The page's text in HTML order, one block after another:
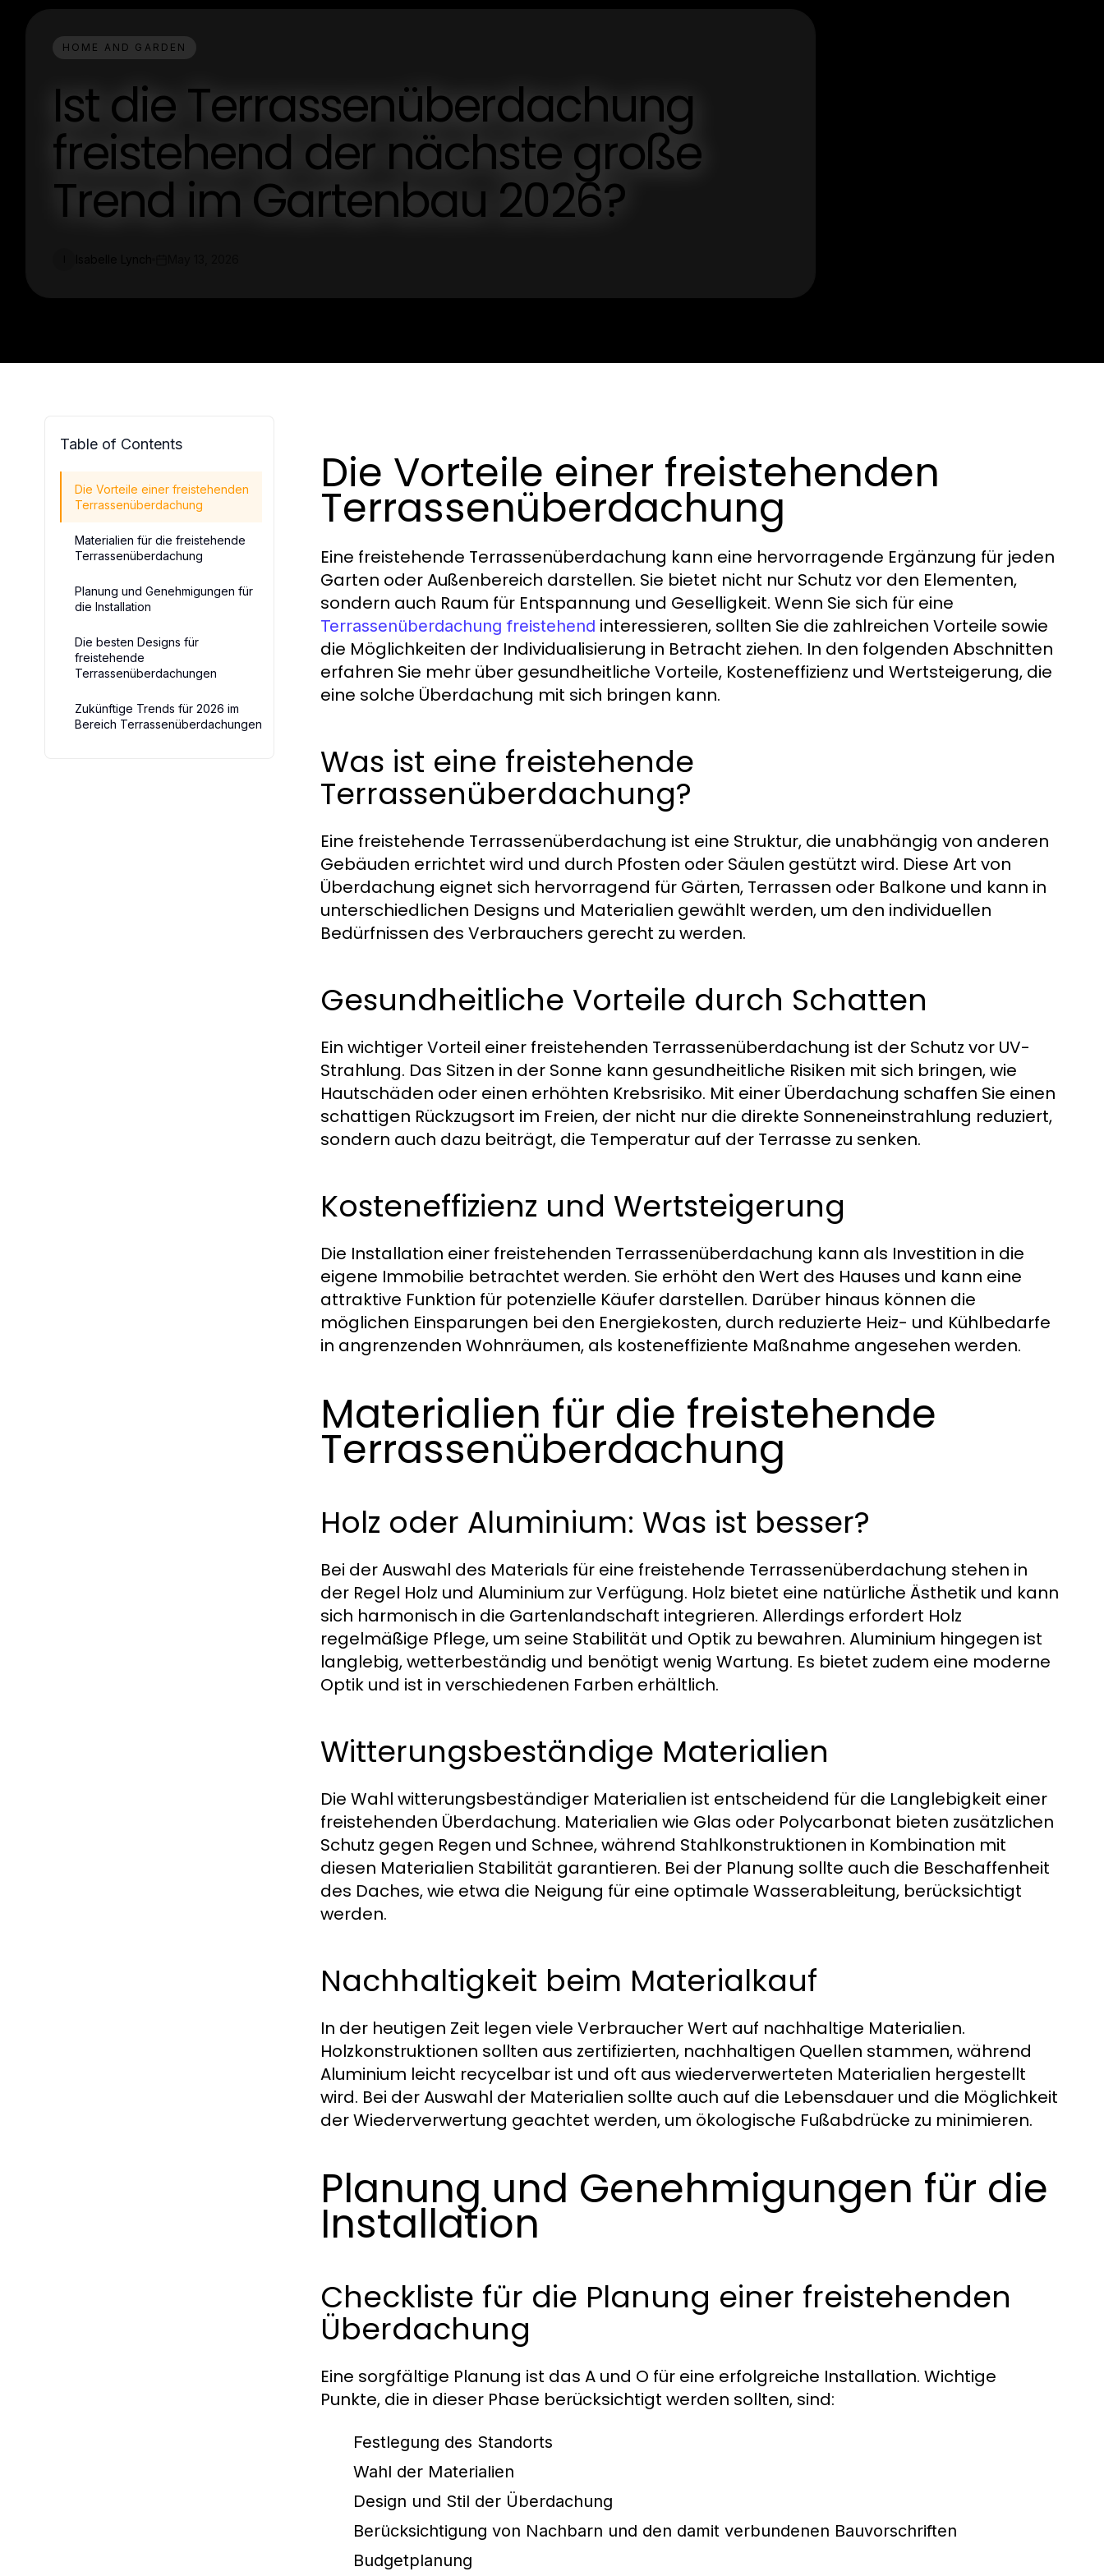
HOME AND GARDEN
Ist die Terrassenüberdachung
freistehend der nächste große
Trend im Gartenbau 2026?
Table of Contents
Die Vorteile einer freistehenden
Terrassenüberdachung
Materialien für die freistehende
Terrassenüberdachung
Planung und Genehmigungen für
die Installation
Die besten Designs für
freistehende
Terrassenüberdachungen
Zukünftige Trends für 2026 im
Bereich Terrassenüberdachungen
Die Vorteile einer freistehenden
Terrassenüberdachung
Eine freistehende Terrassenüberdachung kann eine hervorragende Ergänzung für jeden
Garten oder Außenbereich darstellen. Sie bietet nicht nur Schutz vor den Elementen,
sondern auch Raum für Entspannung und Geselligkeit. Wenn Sie sich für eine
Terrassenüberdachung freistehend interessieren, sollten Sie die zahlreichen Vorteile sowie
die Möglichkeiten der Individualisierung in Betracht ziehen. In den folgenden Abschnitten
erfahren Sie mehr über gesundheitliche Vorteile, Kosteneffizienz und Wertsteigerung, die
eine solche Überdachung mit sich bringen kann.
Was ist eine freistehende
Terrassenüberdachung?
Eine freistehende Terrassenüberdachung ist eine Struktur, die unabhängig von anderen
Gebäuden errichtet wird und durch Pfosten oder Säulen gestützt wird. Diese Art von
Überdachung eignet sich hervorragend für Gärten, Terrassen oder Balkone und kann in
unterschiedlichen Designs und Materialien gewählt werden, um den individuellen
Bedürfnissen des Verbrauchers gerecht zu werden.
Gesundheitliche Vorteile durch Schatten
Ein wichtiger Vorteil einer freistehenden Terrassenüberdachung ist der Schutz vor UV-
Strahlung. Das Sitzen in der Sonne kann gesundheitliche Risiken mit sich bringen, wie
Hautschäden oder einen erhöhten Krebsrisiko. Mit einer Überdachung schaffen Sie einen
schattigen Rückzugsort im Freien, der nicht nur die direkte Sonneneinstrahlung reduziert,
sondern auch dazu beiträgt, die Temperatur auf der Terrasse zu senken.
Kosteneffizienz und Wertsteigerung
Die Installation einer freistehenden Terrassenüberdachung kann als Investition in die
eigene Immobilie betrachtet werden. Sie erhöht den Wert des Hauses und kann eine
attraktive Funktion für potenzielle Käufer darstellen. Darüber hinaus können die
möglichen Einsparungen bei den Energiekosten, durch reduzierte Heiz- und Kühlbedarfe
in angrenzenden Wohnräumen, als kosteneffiziente Maßnahme angesehen werden.
Materialien für die freistehende
Terrassenüberdachung
Holz oder Aluminium: Was ist besser?
Bei der Auswahl des Materials für eine freistehende Terrassenüberdachung stehen in
der Regel Holz und Aluminium zur Verfügung. Holz bietet eine natürliche Ästhetik und kann
sich harmonisch in die Gartenlandschaft integrieren. Allerdings erfordert Holz
regelmäßige Pflege, um seine Stabilität und Optik zu bewahren. Aluminium hingegen ist
langlebig, wetterbeständig und benötigt wenig Wartung. Es bietet zudem eine moderne
Optik und ist in verschiedenen Farben erhältlich.
Witterungsbeständige Materialien
Die Wahl witterungsbeständiger Materialien ist entscheidend für die Langlebigkeit einer
freistehenden Überdachung. Materialien wie Glas oder Polycarbonat bieten zusätzlichen
Schutz gegen Regen und Schnee, während Stahlkonstruktionen in Kombination mit
diesen Materialien Stabilität garantieren. Bei der Planung sollte auch die Beschaffenheit
des Daches, wie etwa die Neigung für eine optimale Wasserableitung, berücksichtigt
werden.
Nachhaltigkeit beim Materialkauf
In der heutigen Zeit legen viele Verbraucher Wert auf nachhaltige Materialien.
Holzkonstruktionen sollten aus zertifizierten, nachhaltigen Quellen stammen, während
Aluminium leicht recycelbar ist und oft aus wiederverwerteten Materialien hergestellt
wird. Bei der Auswahl der Materialien sollte auch auf die Lebensdauer und die Möglichkeit
der Wiederverwertung geachtet werden, um ökologische Fußabdrücke zu minimieren.
Planung und Genehmigungen für die
Installation
Checkliste für die Planung einer freistehenden
Überdachung
Eine sorgfältige Planung ist das A und O für eine erfolgreiche Installation. Wichtige
Punkte, die in dieser Phase berücksichtigt werden sollten, sind:
Festlegung des Standorts
Wahl der Materialien
Design und Stil der Überdachung
Berücksichtigung von Nachbarn und den damit verbundenen Bauvorschriften
Budgetplanung